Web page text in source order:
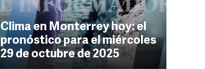
Clima en Monterrey hoy: el
pronóstico para el miércoles
29 de octubre de 2025